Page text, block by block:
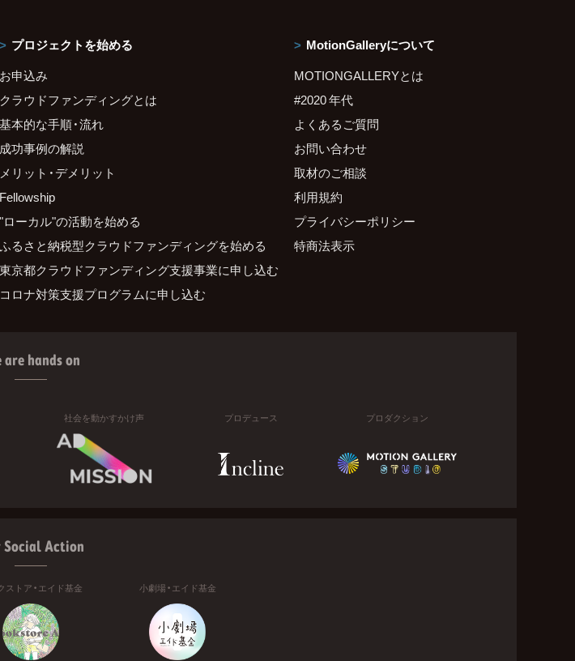
プロジェクトを始める
お申込み
クラウドファンディングとは
基本的な手順・流れ
成功事例の解説
メリット・デメリット
Fellowship
"ローカル"の活動を始める
ふるさと納税型クラウドファンディングを始める
東京都クラウドファンディング支援事業に申し込む
コロナ対策支援プログラムに申し込む
MotionGalleryについて
MOTIONGALLERYとは
#2020 年代
よくあるご質問
お問い合わせ
取材のご相談
利用規約
プライバシーポリシー
特商法表示
are hands on
社会を動かすかけ声 プロデュース プロダクション
Social Action
ストア・エイド基金 小劇場・エイド基金